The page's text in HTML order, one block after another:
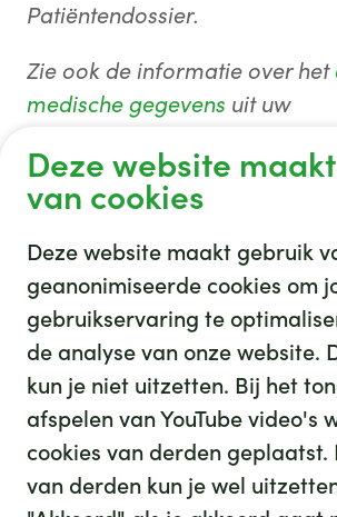
Patiëntendossier.
Zie ook de informatie over het
medische gegevens uit uw
medicijnenoverzicht via het
Deze website
van cookies
Deze website maakt gebruik
geanonimiseerde cookies om
gebruikservaring te
de analyse van onze website.
kun je niet uitzetten. Bij het
afspelen van YouTube video's
cookies van derden geplaatst.
van derden kun je wel
GHZ